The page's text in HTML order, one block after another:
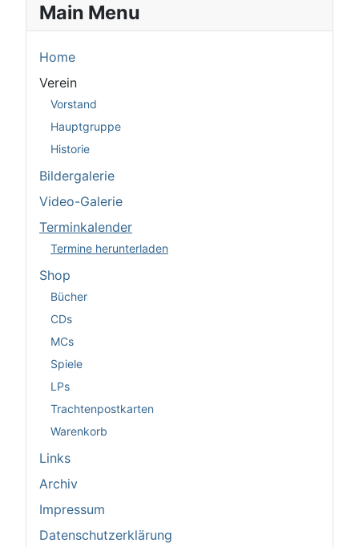
Main Menu
Home
Verein
Vorstand
Hauptgruppe
Historie
Bildergalerie
Video-Galerie
Terminkalender
Termine herunterladen
Shop
Bücher
CDs
MCs
Spiele
LPs
Trachtenpostkarten
Warenkorb
Links
Archiv
Impressum
Datenschutzerklärung